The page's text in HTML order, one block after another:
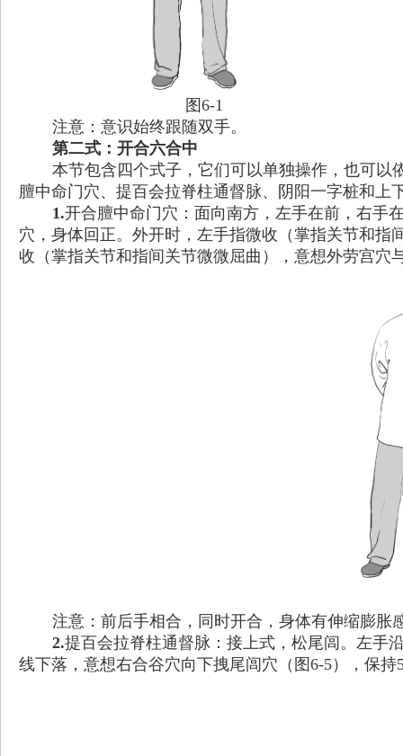
图6-1
注意：意识始终跟随双手。
第二式：开合六合中
本节包含四个式子，它们可以单独操作，也可
膻中命门穴、提百会拉脊柱通督脉、阴阳一字桩和上
1.开合膻中命门穴：面向南方，左手在前，右手
穴，身体回正。外开时，左手指微收（掌指关节和
收（掌指关节和指间关节微微屈曲），意想外劳宫穴
注意：前后手相合，同时开合，身体有伸缩膨胀
2.提百会拉脊柱通督脉：接上式，松尾闾。左手
线下落，意想右合谷穴向下拽尾闾穴（图6-5），保